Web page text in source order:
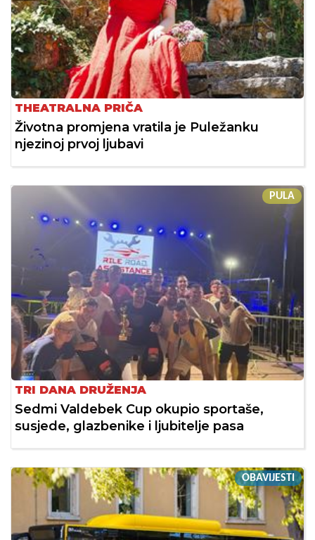
THEATRALNA PRIČA
Životna promjena vratila je Puležanku
njezinoj prvoj ljubavi
PULA
TRI DANA DRUŽENJA
Sedmi Valdebek Cup okupio sportaše,
susjede, glazbenike i ljubitelje pasa
OBAVIJESTI